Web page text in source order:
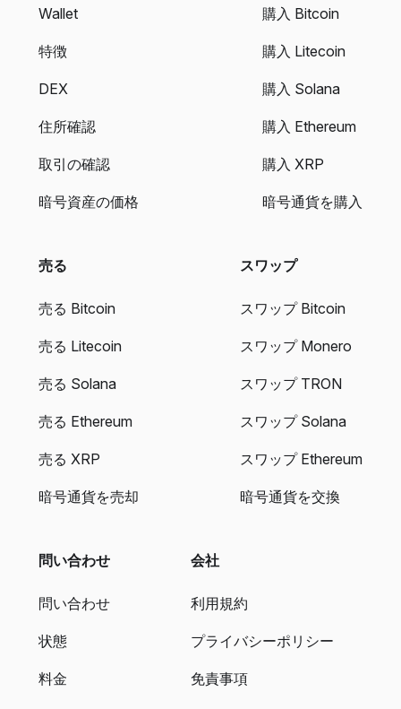
Wallet
特徴
DEX
住所確認
取引の確認
暗号資産の価格
購入 Bitcoin
購入 Litecoin
購入 Solana
購入 Ethereum
購入 XRP
暗号通貨を購入
売る
売る Bitcoin
売る Litecoin
売る Solana
売る Ethereum
売る XRP
暗号通貨を売却
スワップ
スワップ Bitcoin
スワップ Monero
スワップ TRON
スワップ Solana
スワップ Ethereum
暗号通貨を交換
問い合わせ
問い合わせ
状態
料金
会社
利用規約
プライバシーポリシー
免責事項